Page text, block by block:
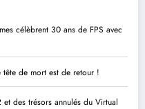
célèbrent 30 ans de FPS avec
tête de mort est de retour !
des trésors annulés du Virtual